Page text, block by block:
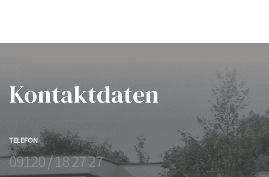
Kontaktdaten
TELEFON
09120 / 18 27 27